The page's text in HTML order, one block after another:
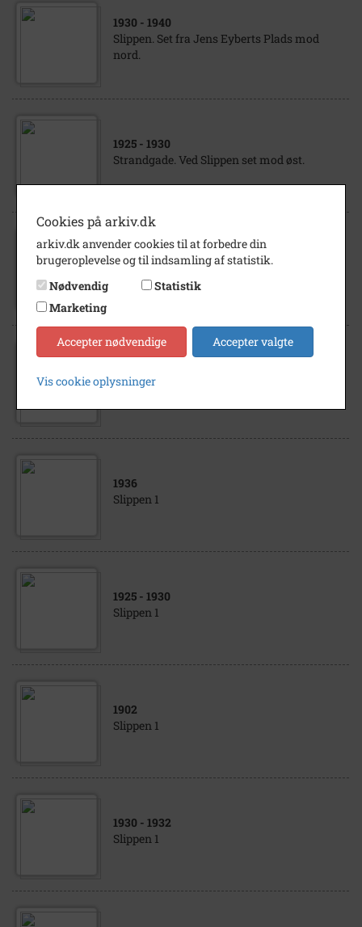
1930 - 1940
Slippen. Set fra Jens Eyberts Plads mod
nord.
1925 - 1930
Strandgade. Ved Slippen set mod øst.
1920- 1930
1940- 1999
Slippen. Set fra Jens Eyberts Plads mod
1936
Slippen 1
1925 - 1930
Slippen 1
1902
Slippen 1
1930 - 1932
Slippen 1
Cookies på arkiv.dk
arkiv.dk anvender cookies til at forbedre din
brugeroplevelse og til indsamling af statistik.
Nødvendig
Statistik
Marketing
Accepter nødvendige Accepter valgte
Vis cookie oplysninger